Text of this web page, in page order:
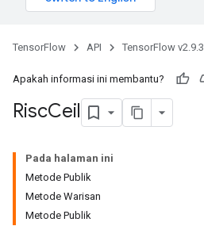
TensorFlow API TensorFlow v2.9.3
Apakah informasi ini membantu?
RiscCeil
Pada halaman ini
Metode Publik
Metode Warisan
Metode Publik